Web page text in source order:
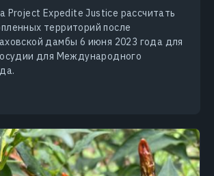
Project Expedite Justice рассчитать
территорий после
дамбы 6 июня 2023 года для
для Международного